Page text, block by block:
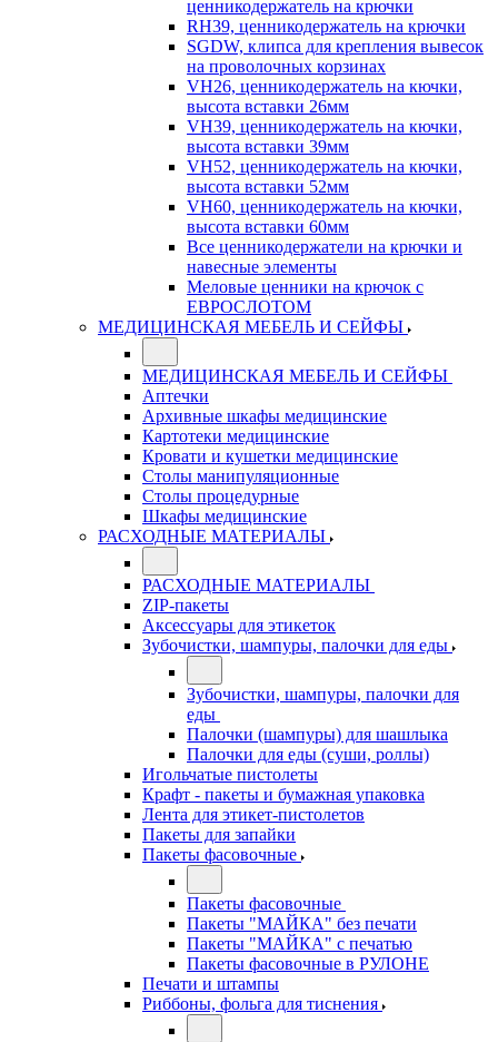
ценникодержатель на крючки
RH39, ценникодержатель на крючки
SGDW, клипса для крепления вывесок
на проволочных корзинах
VH26, ценникодержатель на кючки,
высота вставки 26мм
VH39, ценникодержатель на кючки,
высота вставки 39мм
VH52, ценникодержатель на кючки,
высота вставки 52мм
VH60, ценникодержатель на кючки,
высота вставки 60мм
Все ценникодержатели на крючки и
навесные элементы
Меловые ценники на крючок с
ЕВРОСЛОТОМ
МЕДИЦИНСКАЯ МЕБЕЛЬ И СЕЙФЫ
МЕДИЦИНСКАЯ МЕБЕЛЬ И СЕЙФЫ
Аптечки
Архивные шкафы медицинские
Картотеки медицинские
Кровати и кушетки медицинские
Столы манипуляционные
Столы процедурные
Шкафы медицинские
РАСХОДНЫЕ МАТЕРИАЛЫ
РАСХОДНЫЕ МАТЕРИАЛЫ
ZIP-пакеты
Аксессуары для этикеток
Зубочистки, шампуры, палочки для еды
Зубочистки, шампуры, палочки для
еды
Палочки (шампуры) для шашлыка
Палочки для еды (суши, роллы)
Игольчатые пистолеты
Крафт - пакеты и бумажная упаковка
Лента для этикет-пистолетов
Пакеты для запайки
Пакеты фасовочные
Пакеты фасовочные
Пакеты "МАЙКА" без печати
Пакеты "МАЙКА" с печатью
Пакеты фасовочные в РУЛОНЕ
Печати и штампы
Риббоны, фольга для тиснения